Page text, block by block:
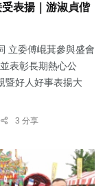
表揚｜游淑貞偕
立委傅崐萁參與盛會
表彰長期熱心公
暨好人好事表揚大
3 分享